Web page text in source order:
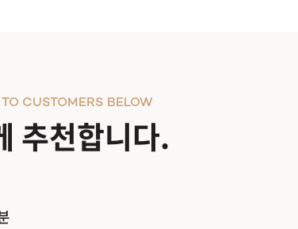
추천합니다.
CUSTOMERS BELOW